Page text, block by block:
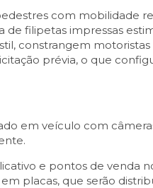
com mobilidade
filipetas impressas
constrangem
prévia, o que
em veículo com
e pontos de venda
em placas, que serão